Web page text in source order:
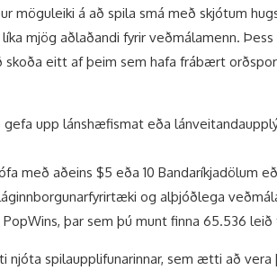
möguleiki á að spila smá með skjótum
mjög aðlaðandi fyrir veðmálamenn.
eitt af þeim sem hafa frábært
upp lánshæfismat eða
með aðeins $5 eða 10 Bandaríkjadölum
og alþjóðlega
þar sem þú munt finna 65.536 leið
spilaupplifunarinnar, sem ætti að vera